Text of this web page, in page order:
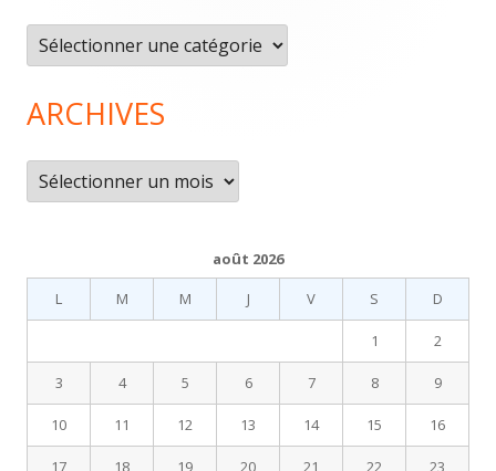
pied
de
page
Catégories
ARCHIVES
Archives
août 2026
L
M M J V S D
1 2
3 4 5 6 7 8 9
10 11 12 13 14 15 16
17 18 19 20 21 22 23